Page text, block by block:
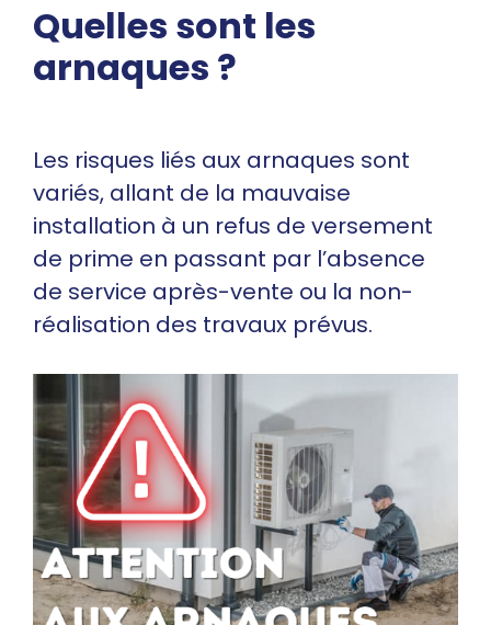
Quelles sont les
arnaques ?
Les risques liés aux arnaques sont
variés, allant de la mauvaise
installation à un refus de versement
de prime en passant par l’absence
de service après-vente ou la non-
réalisation des travaux prévus.